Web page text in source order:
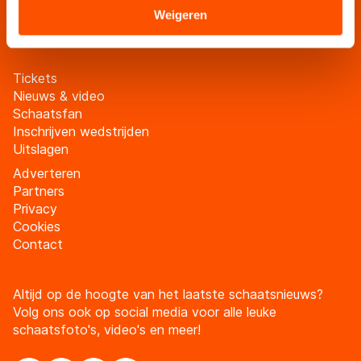
Sommige partners kunnen gegevens doorgeven aan
landen buiten de EU, zoals de VS, waar mogelijk geen
adequaat beschermingsniveau geldt volgens de GDPR.
Door op ‘Toestaan’ te klikken, stemt u in met deze
overdracht. Meer informatie vindt u in ons
Weigeren
Tickets
Nieuws & video
Schaatsfan
Inschrijven wedstrijden
Uitslagen
Adverteren
Partners
Privacy
Cookies
Contact
Altijd op de hoogte van het laatste schaatsnieuws?
Volg ons ook op social media voor alle leuke
schaatsfoto's, video's en meer!